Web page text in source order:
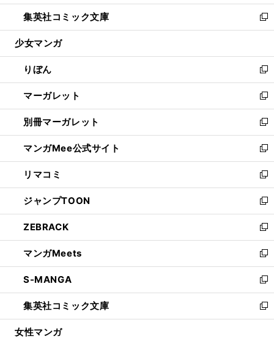
開
く
ウ
で
開
ン
ド
ウ
開
く
ウ
ィ
ン
ウ
で
開
く
し
い
ウ
ン
ド
ウ
で
開
く
集英社コミック文庫
新
し
ウ
ィ
ン
ド
ウ
で
開
く
少女マンガ
りぼん
新
し
い
ウ
ィ
ン
ド
ウ
で
開
く
マーガレット
新
し
い
ウ
ィ
ン
ド
ウ
で
開
く
別冊マーガレット
新
し
い
ウ
ィ
ン
ド
ウ
で
開
く
マンガMee公式サイト
新
し
い
ウ
ィ
ン
ド
ウ
で
開
く
リマコミ
新
し
い
ウ
ィ
ン
ド
ウ
で
開
く
ジャンプTOON
新
し
い
ウ
ィ
ン
ド
ウ
で
開
ZEBRACK
新
し
い
ウ
ィ
ン
ド
ウ
マンガMeets
新
し
い
ウ
ィ
ン
S-MANGA
新
し
い
ウ
集英社コミック文庫
新
し
女性マンガ